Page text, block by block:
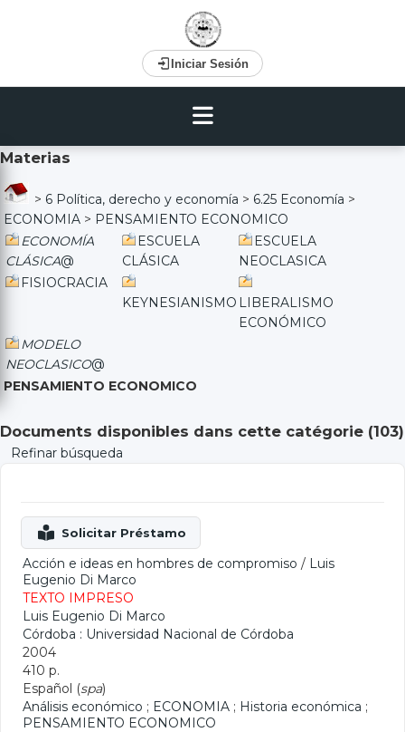
Iniciar Sesión
Materias
> 6 Política, derecho y economía > 6.25 Economía >
ECONOMIA > PENSAMIENTO ECONOMICO
ECONOMÍA
CLÁSICA@
ESCUELA
CLÁSICA
ESCUELA
NEOCLASICA
FISIOCRACIA
KEYNESIANISMO LIBERALISMO
ECONÓMICO
MODELO
NEOCLASICO@
PENSAMIENTO ECONOMICO
Documents disponibles dans cette catégorie (103)
Refinar búsqueda
Acción e ideas en hombres de compromiso / Luis
Eugenio Di Marco
TEXTO IMPRESO
Luis Eugenio Di Marco
Córdoba : Universidad Nacional de Córdoba
2004
410 p.
Español (spa)
Análisis económico ; ECONOMIA ; Historia económica ;
PENSAMIENTO ECONOMICO